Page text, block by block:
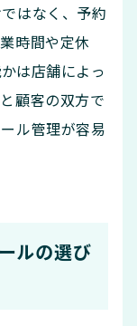
はなく、予約
時間や定休
は店舗によっ
顧客の双方で
ル管理が容易
ルの選び